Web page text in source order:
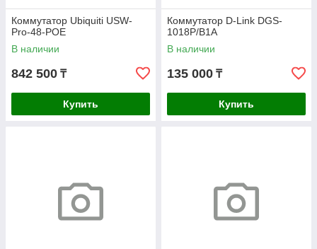
Коммутатор Ubiquiti USW-
Pro-48-POE
В наличии
842 500 ₸
Купить
Коммутатор D-Link DGS-
1018P/B1A
В наличии
135 000 ₸
Купить